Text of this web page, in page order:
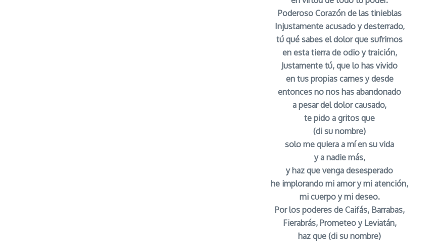
Poderoso Corazón de las tinieblas
Injustamente acusado y desterrado,
tú qué sabes el dolor que sufrimos
en esta tierra de odio y traición,
Justamente tú, que lo has vivido
en tus propias carnes y desde
entonces no nos has abandonado
a pesar del dolor causado,
te pido a gritos que
(di su nombre)
solo me quiera a mí en su vida
y a nadie más,
y haz que venga desesperado
he implorando mi amor y mi atención,
mi cuerpo y mi deseo.
Por los poderes de Caifás, Barrabas,
Fierabrás, Prometeo y Leviatán,
haz que (di su nombre)